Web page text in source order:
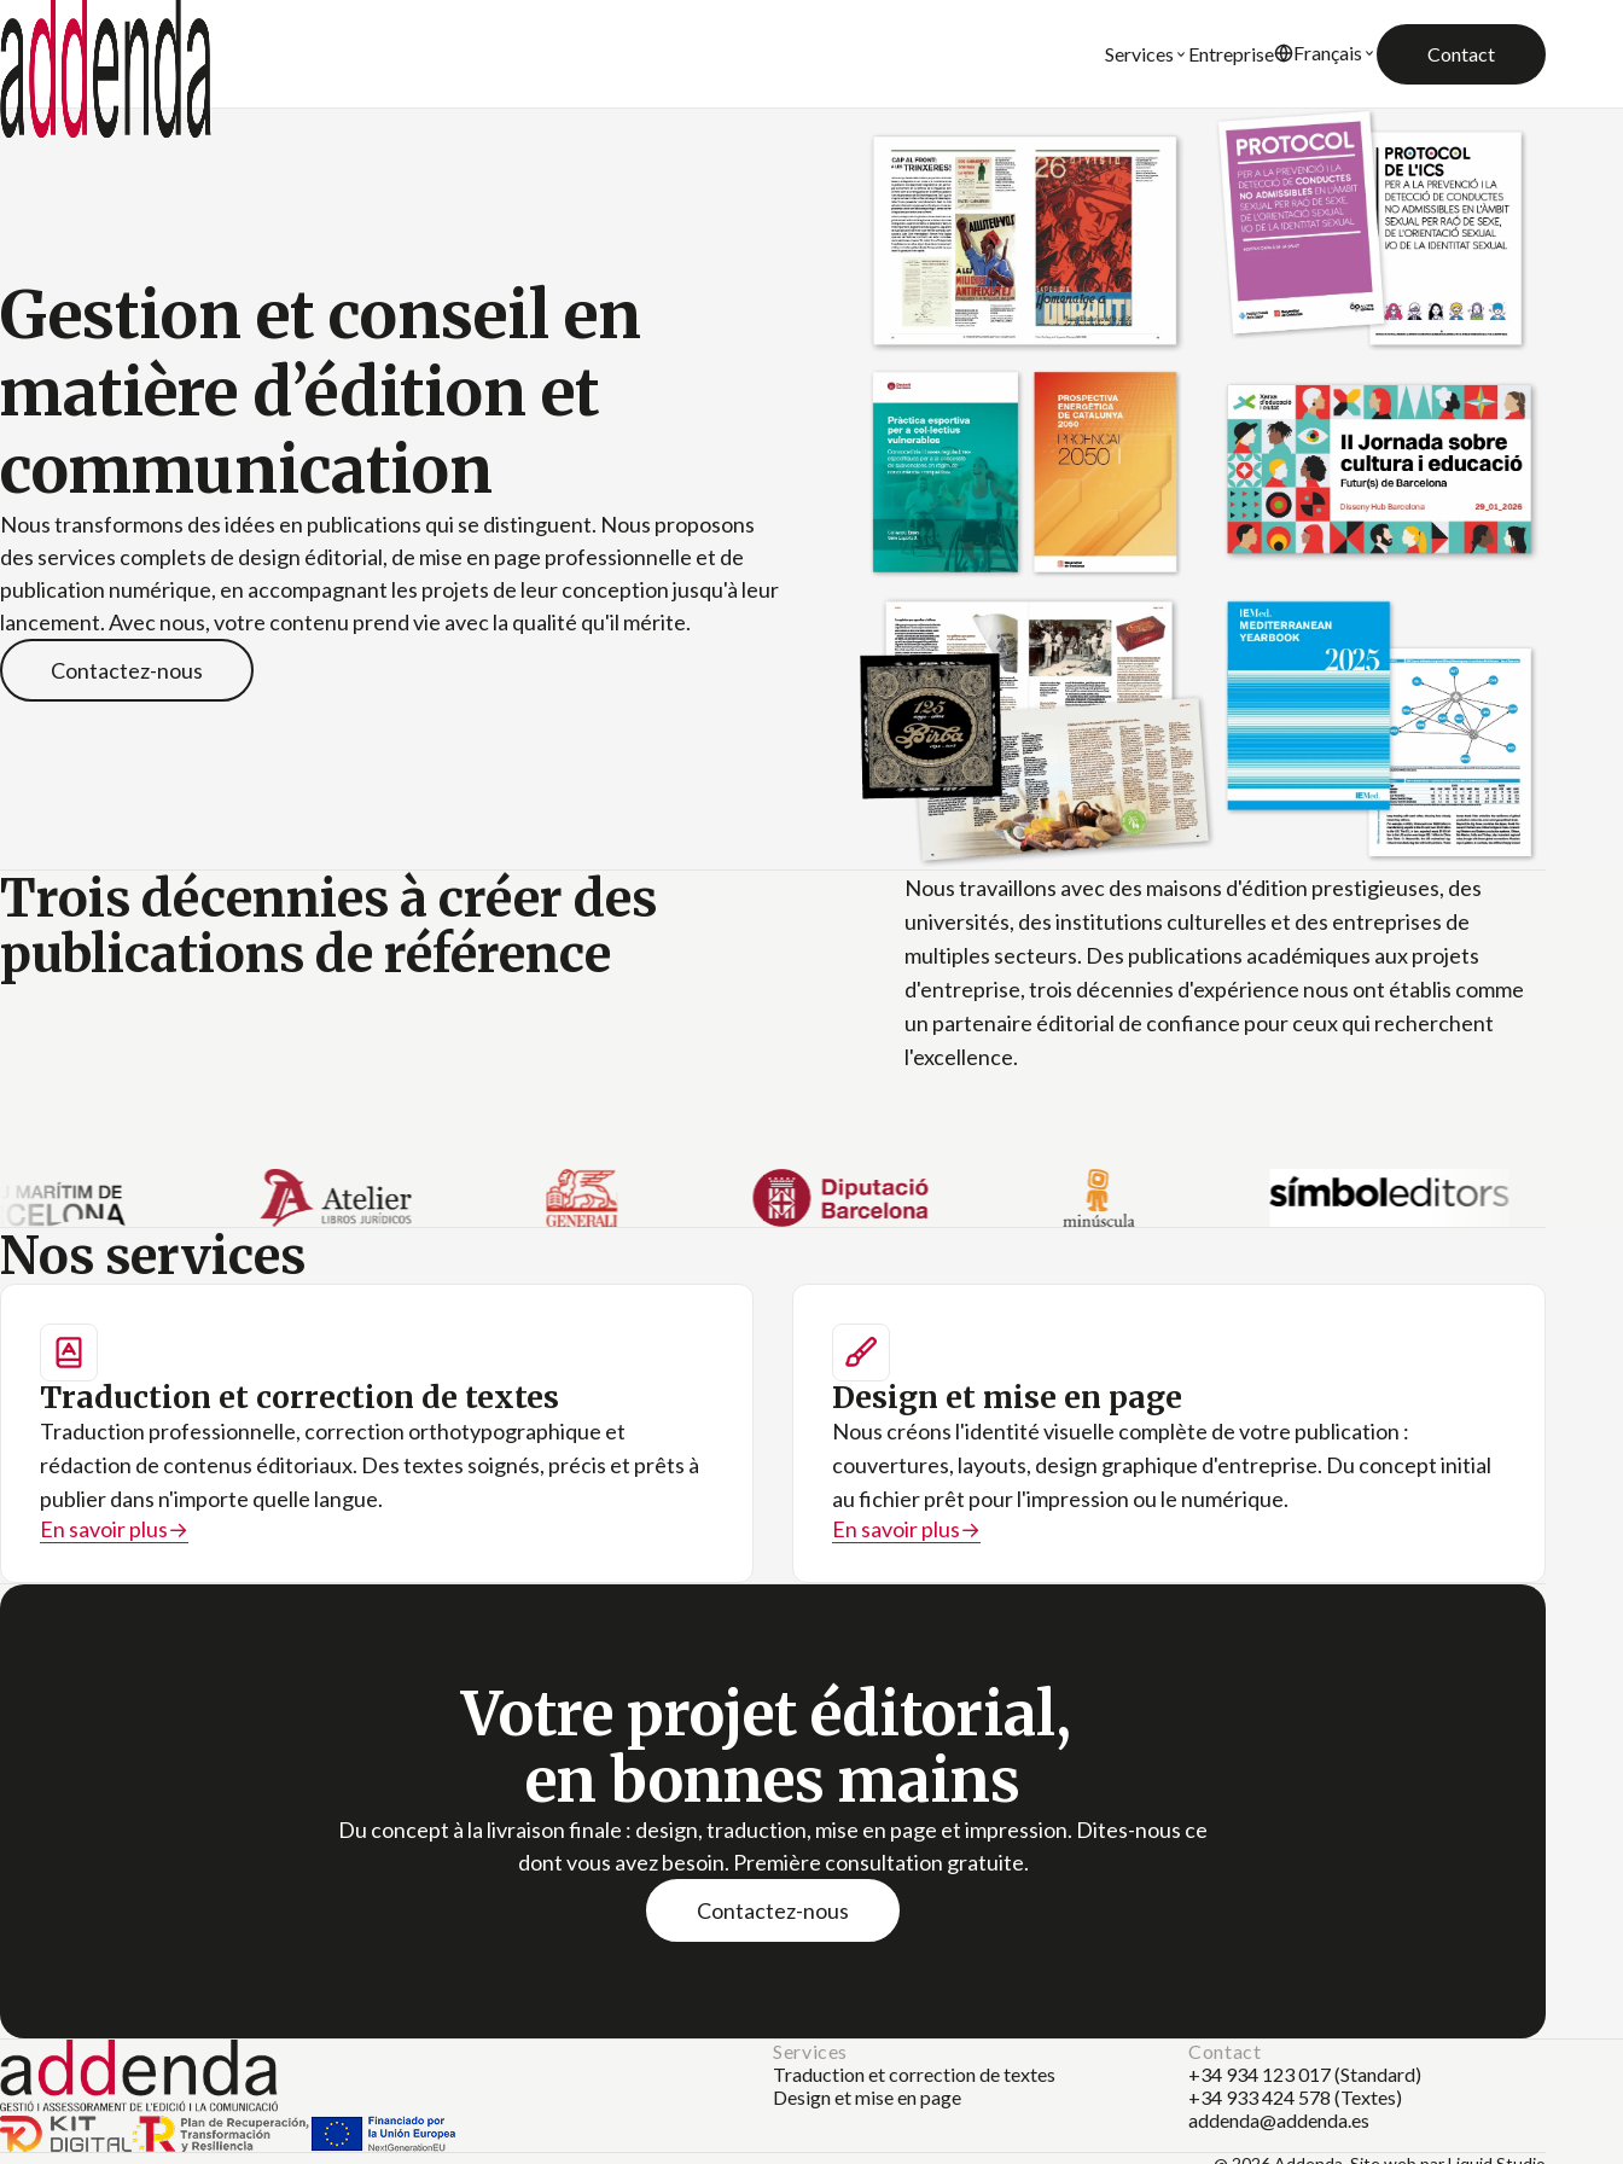
Services Entreprise Français Contact
Gestion et conseil en
matière d’édition et
communication
Nous transformons des idées en publications qui se distinguent. Nous proposons
des services complets de design éditorial, de mise en page professionnelle et de
publication numérique, en accompagnant les projets de leur conception jusqu'à leur
lancement. Avec nous, votre contenu prend vie avec la qualité qu'il mérite.
Contactez-nous
Trois décennies à créer des
publications de référence
Nous travaillons avec des maisons d'édition prestigieuses, des
universités, des institutions culturelles et des entreprises de
multiples secteurs. Des publications académiques aux projets
d'entreprise, trois décennies d'expérience nous ont établis comme
un partenaire éditorial de confiance pour ceux qui recherchent
l'excellence.
Nos services
Traduction et correction de textes
Traduction professionnelle, correction orthotypographique et
rédaction de contenus éditoriaux. Des textes soignés, précis et prêts à
publier dans n'importe quelle langue.
En savoir plus→
Design et mise en page
Nous créons l'identité visuelle complète de votre publication :
couvertures, layouts, design graphique d'entreprise. Du concept initial
au fichier prêt pour l'impression ou le numérique.
En savoir plus→
Votre projet éditorial,
en bonnes mains
Du concept à la livraison finale : design, traduction, mise en page et impression. Dites-nous ce
dont vous avez besoin. Première consultation gratuite.
Contactez-nous
Services
Traduction et correction de textes
Design et mise en page
Contact
+34 934 123 017 (Standard)
+34 933 424 578 (Textes)
addenda@addenda.es